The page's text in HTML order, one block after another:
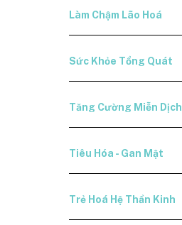
Làm Chậm Lão Hoá
Sức Khỏe Tổng Quát
Tăng Cường Miễn Dịch
Tiêu Hóa - Gan Mật
Trẻ Hoá Hệ Thần Kinh